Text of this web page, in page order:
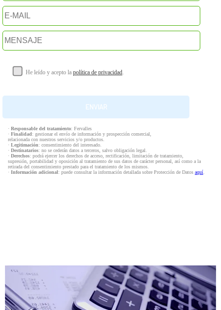
He leído y acepto la política de privacidad.
· Responsable del tratamiento: Fervalles
· Finalidad: gestionar el envío de información y prospección comercial,
relacionada con nuestros servicios y/o productos.
· Legitimación: consentimiento del interesado.
· Destinatarios: no se cederán datos a terceros, salvo obligación legal.
· Derechos: podrá ejercer los derechos de acceso, rectificación, limitación de tratamiento,
supresión, portabilidad y oposición al tratamiento de sus datos de carácter personal, así como a la
retirada del consentimiento prestado para el tratamiento de los mismos.
· Información adicional: puede consultar la información detallada sobre Protección de Datos aquí.